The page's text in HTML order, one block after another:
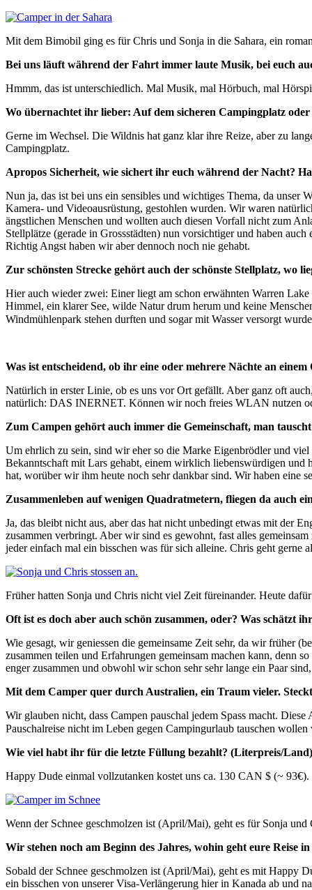
Mit dem Bimobil ging es für Chris und Sonja in die Sahara, ein
Bei uns läuft während der Fahrt immer laute Musik, bei euch
Hmmm, das ist unterschiedlich. Mal Musik, mal Hörbuch, mal
Wo übernachtet ihr lieber: Auf dem sicheren Campingplatz
Gerne im Wechsel. Die Wildnis hat ganz klar ihre Reize, aber zu
Campingplatz.
Apropos Sicherheit, wie sichert ihr euch während der Nacht?
Nun ja, das ist bei uns ein sensibles und wichtiges Thema, da
Kamera- und Videoausrüstung, gestohlen wurden. Wir waren
ängstlichen Menschen und wollten auch diesen Vorfall nicht zum
Stellplätze (gerade in Grossstädten) nun vorsichtiger und haben
Richtig Angst haben wir aber dennoch noch nie gehabt.
Zur schönsten Strecke gehört auch der schönste Stellplatz, wo
Hier auch wieder zwei: Einer liegt am schon erwähnten Warren
Himmel, ein klarer See, wilde Natur drum herum und keine
Windmühlenpark stehen durften und sogar mit Wasser versorgt
Was ist entscheidend, ob ihr eine oder mehrere Nächte an
Natürlich in erster Linie, ob es uns vor Ort gefällt. Aber ganz oft
natürlich: DAS INERNET. Können wir noch freies WLAN nutzen
Zum Campen gehört auch immer die Gemeinschaft, man
Um ehrlich zu sein, sind wir eher so die Marke Eigenbrödler und
Bekanntschaft mit Lars gehabt, einem wirklich liebenswürdigen und
hat, worüber wir ihm heute noch sehr dankbar sind. Wir haben eine
Zusammenleben auf wenigen Quadratmetern, fliegen da auch
Ja, das bleibt nicht aus, aber das hat nicht unbedingt etwas mit der
zusammen verbringt. Aber wir sind es gewohnt, fast alles
jeder einfach mal ein bisschen was für sich alleine. Chris geht gerne
Früher hatten Sonja und Chris nicht viel Zeit füreinander. Heute
Oft ist es doch aber auch schön zusammen, oder? Was schätzt
Wie gesagt, wir geniessen die gemeinsame Zeit sehr, da wir früher
zusammen teilen und Erfahrungen gemeinsam machen kann, denn
enger zusammen und obwohl wir schon sehr sehr lange ein Paar
Mit dem Camper quer durch Australien, ein Traum vieler.
Wir glauben nicht, dass Campen pauschal jedem Spass macht.
Pauschalreise nicht im Leben gegen Campingurlaub tauschen
Wie viel habt ihr für die letzte Füllung bezahlt? (Literpreis/Land)
Happy Dude einmal vollzutanken kostet uns ca. 130 CAN $ (~
Wenn der Schnee geschmolzen ist (April/Mai), geht es für Sonja
Wir stehen noch am Beginn des Jahres, wohin geht eure Reise
Sobald der Schnee geschmolzen ist (April/Mai), geht es mit Happy
ein bisschen von unserer Visa-Verlängerung hier in Kanada ab und